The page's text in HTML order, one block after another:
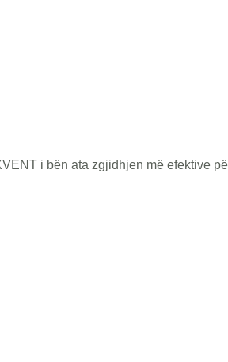
i bën ata zgjidhjen më efektive